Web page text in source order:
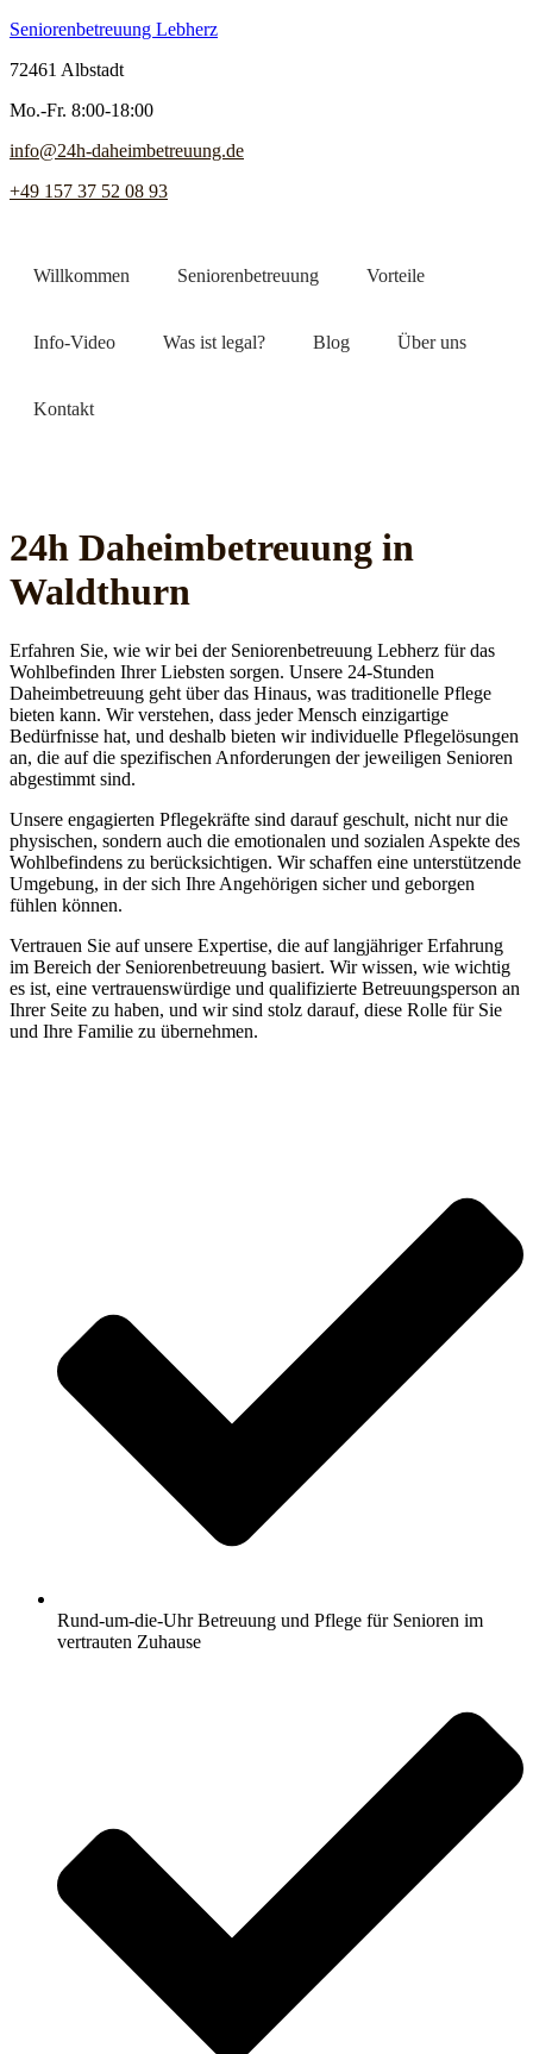
Seniorenbetreuung Lebherz
72461 Albstadt
Mo.-Fr. 8:00-18:00
info@24h-daheimbetreuung.de
+49 157 37 52 08 93
Willkommen Seniorenbetreuung Vorteile
Info-Video Was ist legal? Blog Über uns
Kontakt
24h Daheim­betreuung in
Waldthurn
Erfahren Sie, wie wir bei der Seniorenbetreuung Lebherz für das
Wohlbefinden Ihrer Liebsten sorgen. Unsere 24-Stunden
Daheimbetreuung geht über das Hinaus, was traditionelle Pflege
bieten kann. Wir verstehen, dass jeder Mensch einzigartige
Bedürfnisse hat, und deshalb bieten wir individuelle Pflegelösungen
an, die auf die spezifischen Anforderungen der jeweiligen Senioren
abgestimmt sind.
Unsere engagierten Pflegekräfte sind darauf geschult, nicht nur die
physischen, sondern auch die emotionalen und sozialen Aspekte des
Wohlbefindens zu berücksichtigen. Wir schaffen eine unterstützende
Umgebung, in der sich Ihre Angehörigen sicher und geborgen
fühlen können.
Vertrauen Sie auf unsere Expertise, die auf langjähriger Erfahrung
im Bereich der Seniorenbetreuung basiert. Wir wissen, wie wichtig
es ist, eine vertrauenswürdige und qualifizierte Betreuungsperson an
Ihrer Seite zu haben, und wir sind stolz darauf, diese Rolle für Sie
und Ihre Familie zu übernehmen.
Rund-um-die-Uhr Betreuung und Pflege für Senioren im
vertrauten Zuhause